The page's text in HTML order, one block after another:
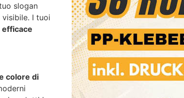
slogan
I tuoi
efficace
colore di